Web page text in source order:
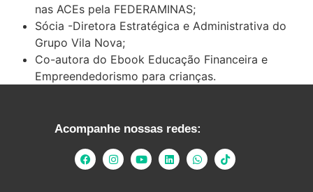
nas ACEs pela FEDERAMINAS;
Sócia -Diretora Estratégica e Administrativa do
Grupo Vila Nova;
Co-autora do Ebook Educação Financeira e
Empreendedorismo para crianças.
Acompanhe nossas redes: